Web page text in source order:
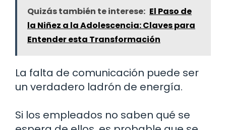
Quizás también te interese: El Paso de
la Niñez a la Adolescencia: Claves para
Entender esta Transformación
La falta de comunicación puede ser
un verdadero ladrón de energía.
Si los empleados no saben qué se